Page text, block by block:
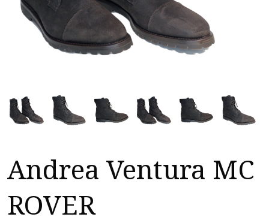
Andrea Ventura MC
ROVER